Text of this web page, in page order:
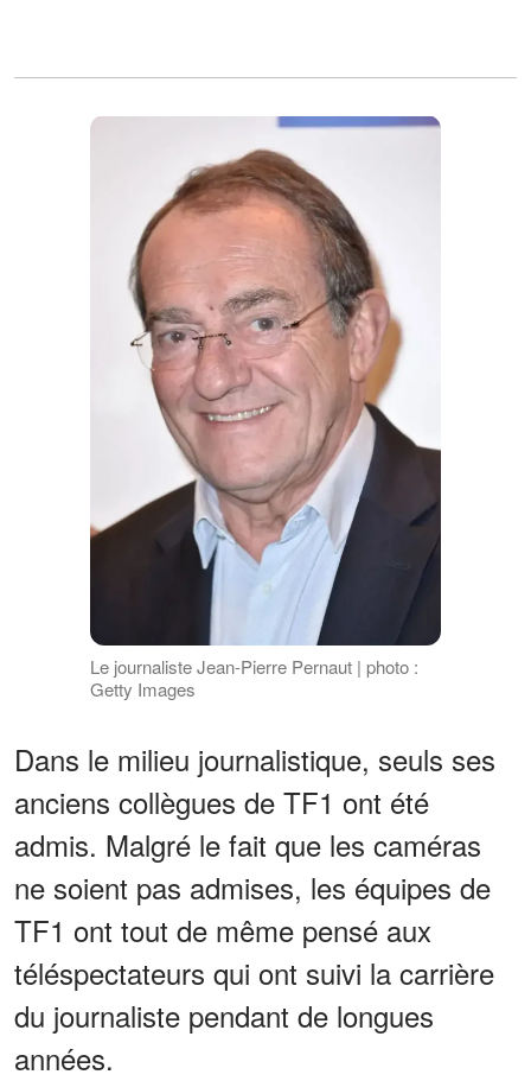
Le journaliste Jean-Pierre Pernaut | photo :
Getty Images
Dans le milieu journalistique, seuls ses
anciens collègues de TF1 ont été
admis. Malgré le fait que les caméras
ne soient pas admises, les équipes de
TF1 ont tout de même pensé aux
téléspectateurs qui ont suivi la carrière
du journaliste pendant de longues
années.